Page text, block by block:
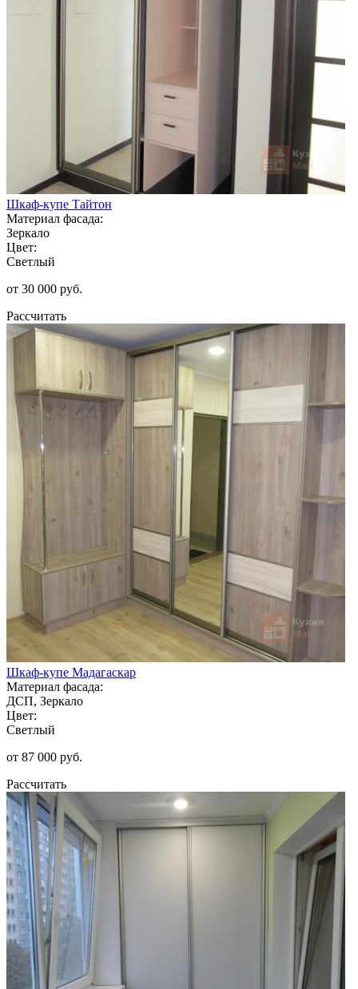
Шкаф-купе Тайтон
Материал фасада:
Зеркало
Цвет:
Светлый
от 30 000 руб.
Рассчитать
Шкаф-купе Мадагаскар
Материал фасада:
ДСП, Зеркало
Цвет:
Светлый
от 87 000 руб.
Рассчитать